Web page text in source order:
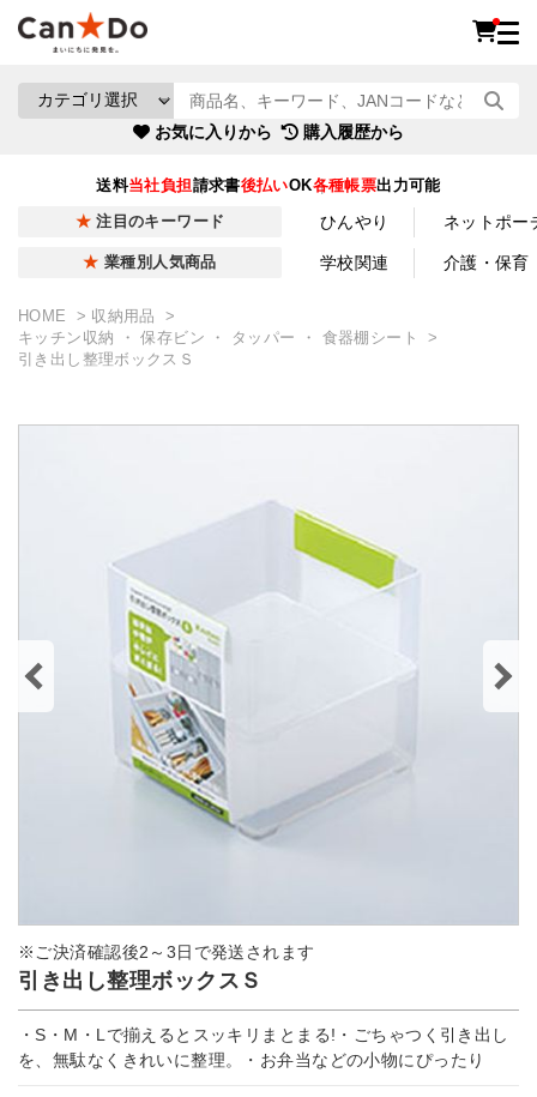
お気に入りから 購入履歴から
送料当社負担請求書後払いOK各種帳票出力可能
注目のキーワード ひんやり ネットポー
業種別人気商品 学校関連 介護・保育
HOME
収納用品
キッチン収納 ・ 保存ビン ・ タッパー ・ 食器棚シート
引き出し整理ボックスＳ
※ご決済確認後2～3日で発送されます
引き出し整理ボックスＳ
・S・M・Lで揃えるとスッキリまとまる!・ごちゃつく引き出し
を、無駄なくきれいに整理。・お弁当などの小物にぴったり